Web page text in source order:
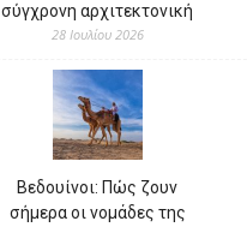
σύγχρονη αρχιτεκτονική
28 Ιουλίου 2026
Βεδουίνοι: Πώς ζουν
σήμερα οι νομάδες της